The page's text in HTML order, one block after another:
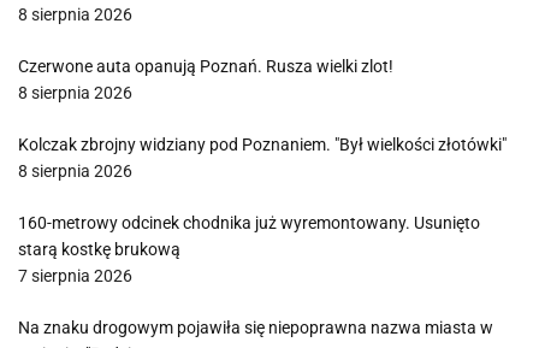
8 sierpnia 2026
Czerwone auta opanują Poznań. Rusza wielki zlot!
8 sierpnia 2026
Kolczak zbrojny widziany pod Poznaniem. "Był wielkości złotówki"
8 sierpnia 2026
160-metrowy odcinek chodnika już wyremontowany. Usunięto
starą kostkę brukową
7 sierpnia 2026
Na znaku drogowym pojawiła się niepoprawna nazwa miasta w